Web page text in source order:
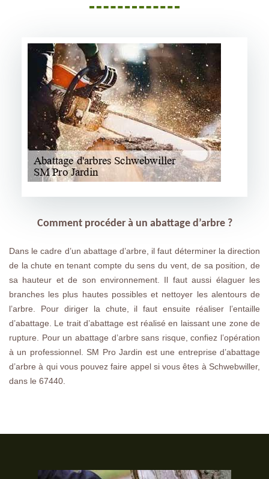
Comment procéder à un abattage d’arbre ?
Dans le cadre d’un abattage d’arbre, il faut déterminer la direction
de la chute en tenant compte du sens du vent, de sa position, de
sa hauteur et de son environnement. Il faut aussi élaguer les
branches les plus hautes possibles et nettoyer les alentours de
l’arbre. Pour diriger la chute, il faut ensuite réaliser l’entaille
d’abattage. Le trait d’abattage est réalisé en laissant une zone de
rupture. Pour un abattage d’arbre sans risque, confiez l’opération
à un professionnel. SM Pro Jardin est une entreprise d’abattage
d’arbre à qui vous pouvez faire appel si vous êtes à Schwebwiller,
dans le 67440.